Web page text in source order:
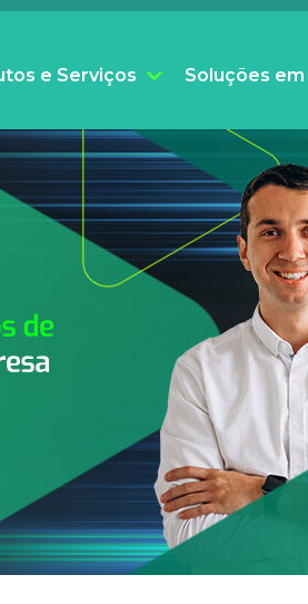
e Serviços Soluções em